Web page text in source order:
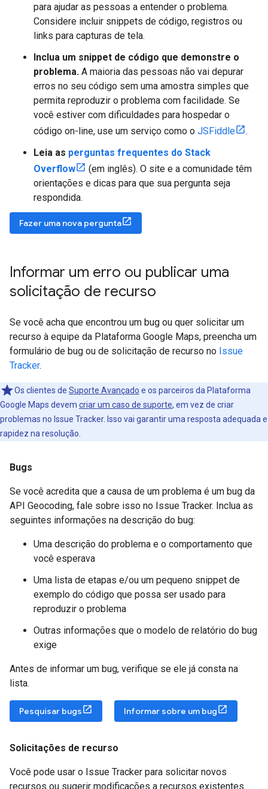
para ajudar as pessoas a entender o problema.
Considere incluir snippets de código, registros ou
links para capturas de tela.
Inclua um snippet de código que demonstre o
problema. A maioria das pessoas não vai depurar
erros no seu código sem uma amostra simples que
permita reproduzir o problema com facilidade. Se
você estiver com dificuldades para hospedar o
código on-line, use um serviço como o JSFiddle
.
Leia as perguntas frequentes do Stack
Overflow
(em inglês). O site e a comunidade têm
orientações e dicas para que sua pergunta seja
respondida.
Fazer uma nova pergunta
Informar um erro ou publicar uma
solicitação de recurso
Se você acha que encontrou um bug ou quer solicitar um
recurso à equipe da Plataforma Google Maps, preencha um
formulário de bug ou de solicitação de recurso no Issue
Tracker.
Os clientes de Suporte Avançado e os parceiros da Plataforma
Google Maps devem criar um caso de suporte, em vez de criar
problemas no Issue Tracker. Isso vai garantir uma resposta adequada e
rapidez na resolução.
Bugs
Se você acredita que a causa de um problema é um bug da
API Geocoding, fale sobre isso no Issue Tracker. Inclua as
seguintes informações na descrição do bug:
Uma descrição do problema e o comportamento que
você esperava
Uma lista de etapas e/ou um pequeno snippet de
exemplo do código que possa ser usado para
reproduzir o problema
Outras informações que o modelo de relatório do bug
exige
Antes de informar um bug, verifique se ele já consta na
lista.
Pesquisar bugs Informar sobre um bug
Solicitações de recurso
Você pode usar o Issue Tracker para solicitar novos
recursos ou sugerir modificações a recursos existentes.